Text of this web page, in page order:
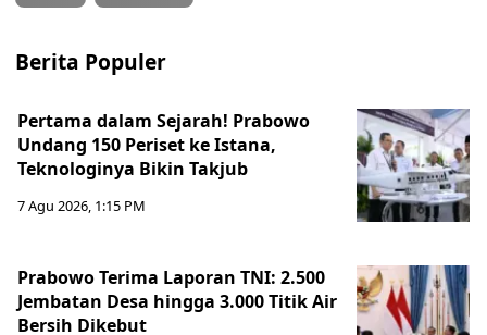
Berita Populer
Pertama dalam Sejarah! Prabowo
Undang 150 Periset ke Istana,
Teknologinya Bikin Takjub
7 Agu 2026, 1:15 PM
Prabowo Terima Laporan TNI: 2.500
Jembatan Desa hingga 3.000 Titik Air
Bersih Dikebut